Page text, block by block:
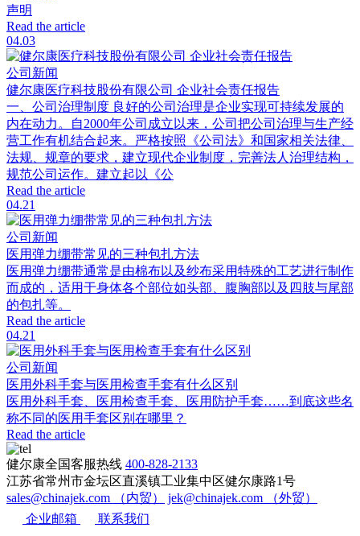
声明
Read the article
04.03
公司新闻
健尔康医疗科技股份有限公司 企业社会责任报告
一、公司治理制度 良好的公司治理是企业实现可持续发展的
内在动力。自2000年公司成立以来，公司把公司治理与生产经
营工作有机结合起来。严格按照《公司法》和国家相关法律、
法规、规章的要求，建立现代企业制度，完善法人治理结构，
规范公司运作。建立起以《公
Read the article
04.21
公司新闻
医用弹力绷带常见的三种包扎方法
医用弹力绷带通常是由棉布以及纱布采用特殊的工艺进行制作
而成的，适用于身体各个部位如头部、腹胸部以及四肢与尾部
的包扎等。
Read the article
04.21
公司新闻
医用外科手套与医用检查手套有什么区别
医用外科手套、医用检查手套、医用防护手套……到底这些名
称不同的医用手套区别在哪里？
Read the article
健尔康全国客服热线 400-828-2133
江苏省常州市金坛区直溪镇工业集中区健尔康路1号
sales@chinajek.com （内贸）
jek@chinajek.com （外贸）
企业邮箱
联系我们